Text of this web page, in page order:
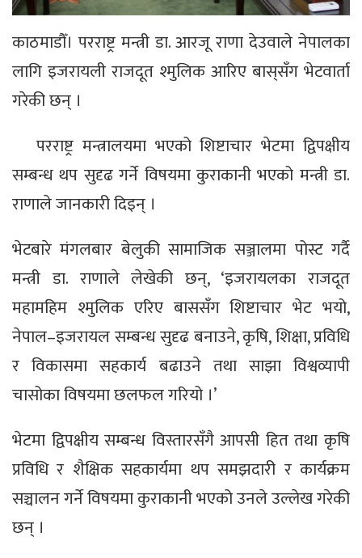
काठमाडौँ। परराष्ट्र मन्त्री डा. आरजू राणा देउवाले नेपालका
लागि इजरायली राजदूत श्मुलिक आरिए बास्‌सँग भेटवार्ता
गरेकी छन् ।
परराष्ट्र मन्त्रालयमा भएको शिष्टाचार भेटमा द्विपक्षीय
सम्बन्ध थप सुदृढ गर्ने विषयमा कुराकानी भएको मन्त्री डा.
राणाले जानकारी दिइन् ।
भेटबारे मंगलबार बेलुकी सामाजिक सञ्जालमा पोस्ट गर्दै
मन्त्री डा. राणाले लेखेकी छन्, ‘इजरायलका राजदूत
महामहिम श्मुलिक एरिए बाससँग शिष्टाचार भेट भयो,
नेपाल–इजरायल सम्बन्ध सुदृढ बनाउने, कृषि, शिक्षा, प्रविधि
र विकासमा सहकार्य बढाउने तथा साझा विश्वव्यापी
चासोका विषयमा छलफल गरियो ।’
भेटमा द्विपक्षीय सम्बन्ध विस्तारसँगै आपसी हित तथा कृषि
प्रविधि र शैक्षिक सहकार्यमा थप समझदारी र कार्यक्रम
सञ्चालन गर्ने विषयमा कुराकानी भएको उनले उल्लेख गरेकी
छन् ।